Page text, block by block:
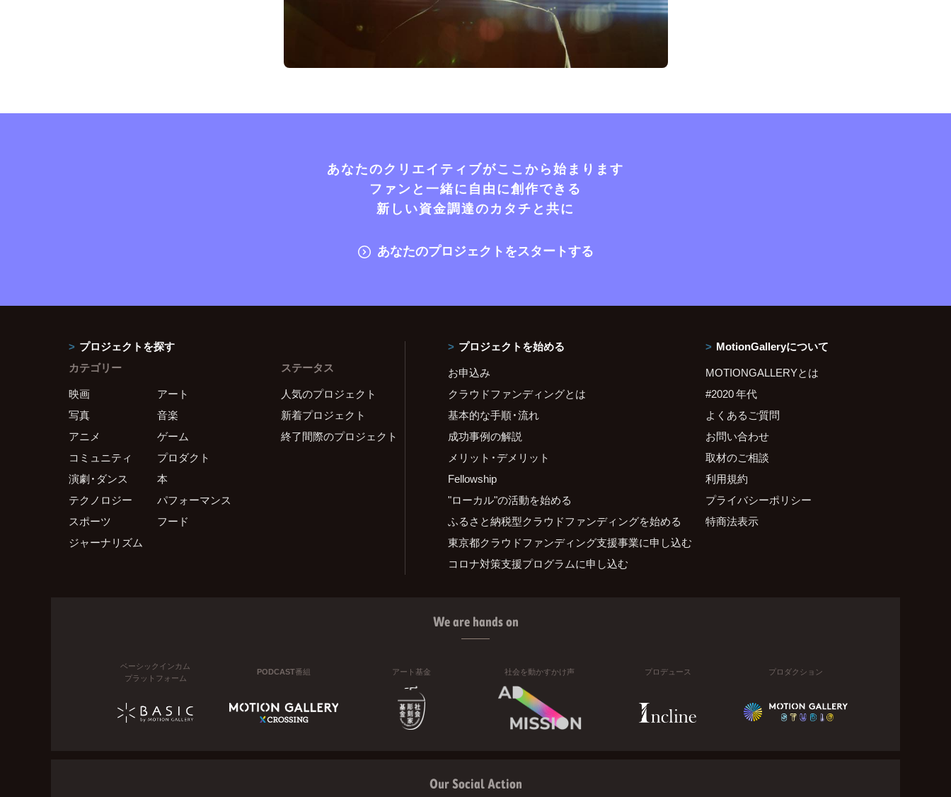
あなたのクリエイティブがここから始まります
ファンと一緒に自由に創作できる
新しい資金調達のカタチと共に
あなたのプロジェクトをスタートする
プロジェクトを探す
カテゴリー
映画
アート
写真
音楽
アニメ
ゲーム
コミュニティ
プロダクト
演劇・ダンス
本
テクノロジー
パフォーマンス
スポーツ
フード
ジャーナリズム
ステータス
人気のプロジェクト
新着プロジェクト
終了間際のプロジェクト
プロジェクトを始める
お申込み
クラウドファンディングとは
基本的な手順・流れ
成功事例の解説
メリット・デメリット
Fellowship
"ローカル"の活動を始める
ふるさと納税型クラウドファンディングを始める
東京都クラウドファンディング支援事業に申し込む
コロナ対策支援プログラムに申し込む
MotionGalleryについて
MOTIONGALLERYとは
#2020 年代
よくあるご質問
お問い合わせ
取材のご相談
利用規約
プライバシーポリシー
特商法表示
We are hands on
ベーシックインカム
プラットフォーム
PODCAST番組 アート基金 社会を動かすかけ声 プロデュース プロダクション
Our Social Action